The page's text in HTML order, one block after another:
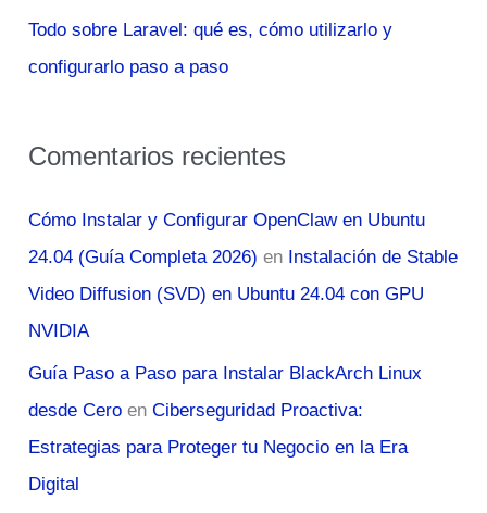
Todo sobre Laravel: qué es, cómo utilizarlo y
configurarlo paso a paso
Comentarios recientes
Cómo Instalar y Configurar OpenClaw en Ubuntu
24.04 (Guía Completa 2026) en Instalación de Stable
Video Diffusion (SVD) en Ubuntu 24.04 con GPU
NVIDIA
Guía Paso a Paso para Instalar BlackArch Linux
desde Cero enCiberseguridad Proactiva:
Estrategias para Proteger tu Negocio en la Era
Digital